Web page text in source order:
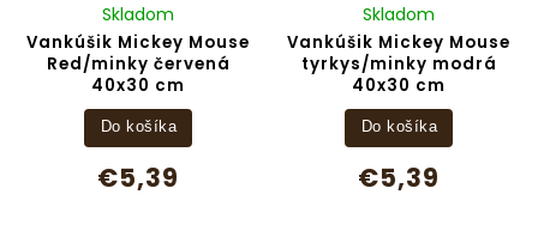
Vankúšik Mickey Mouse
Red/minky červená
40x30 cm
Skladom
€5,39
Do košíka
Vankúšik Mickey Mouse
tyrkys/minky modrá
40x30 cm
Skladom
€5,39
Do košíka